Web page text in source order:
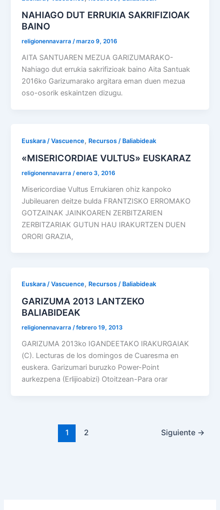
NAHIAGO DUT ERRUKIA SAKRIFIZIOAK
BAINO
religionennavarra/marzo 9, 2016
AITA SANTUAREN MEZUA GARIZUMARAKO-
Nahiago dut errukia sakrifizioak baino Aita Santuak
2016ko Garizumarako argitara eman duen mezua
oso-osorik eskaintzen dizugu.
Euskara / Vascuence, Recursos / Baliabideak
«MISERICORDIAE VULTUS» EUSKARAZ
religionennavarra /enero 3, 2016
Misericordiae Vultus Errukiaren ohiz kanpoko
Jubileuaren deitze bulda FRANTZISKO ERROMAKO
GOTZAINAK JAINKOAREN ZERBITZARIEN
ZERBITZARIAK GUTUN HAU IRAKURTZEN DUEN
ORORI GRAZIA,
Euskara / Vascuence, Recursos / Baliabideak
GARIZUMA 2013 LANTZEKO
BALIABIDEAK
religionennavarra/febrero 19, 2013
GARIZUMA 2013ko IGANDEETAKO IRAKURGAIAK
(C). Lecturas de los domingos de Cuaresma en
euskera. Garizumari buruzko Power-Point
aurkezpena (Erlijioabizi) Otoitzean-Para orar
1 2 Siguiente →